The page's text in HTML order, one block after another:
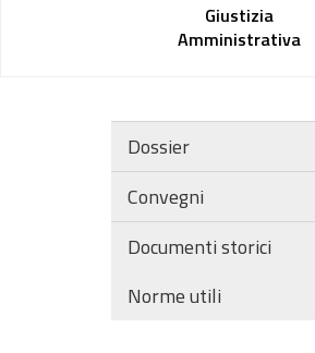
Giustizia
Amministrativa
Dossier
Convegni
Documenti storici
Norme utili